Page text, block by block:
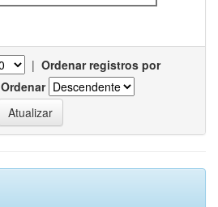
| Ordenar registros por
Ordenar